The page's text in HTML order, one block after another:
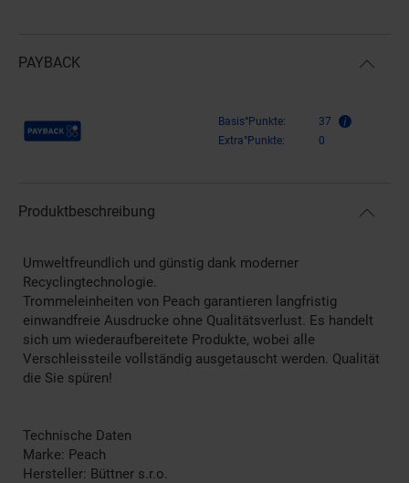
PAYBACK
Payback Punkte Basis°Punkte:
37
Extra°Punkte:
0
Produktbeschreibung
Umweltfreundlich und günstig dank moderner
Recyclingtechnologie.
Trommeleinheiten von Peach garantieren langfristig
einwandfreie Ausdrucke ohne Qualitätsverlust. Es handelt
sich um wiederaufbereitete Produkte, wobei alle
Verschleissteile vollständig ausgetauscht werden. Qualität
die Sie spüren!
Technische Daten
Marke: Peach
Hersteller: Büttner s.r.o.